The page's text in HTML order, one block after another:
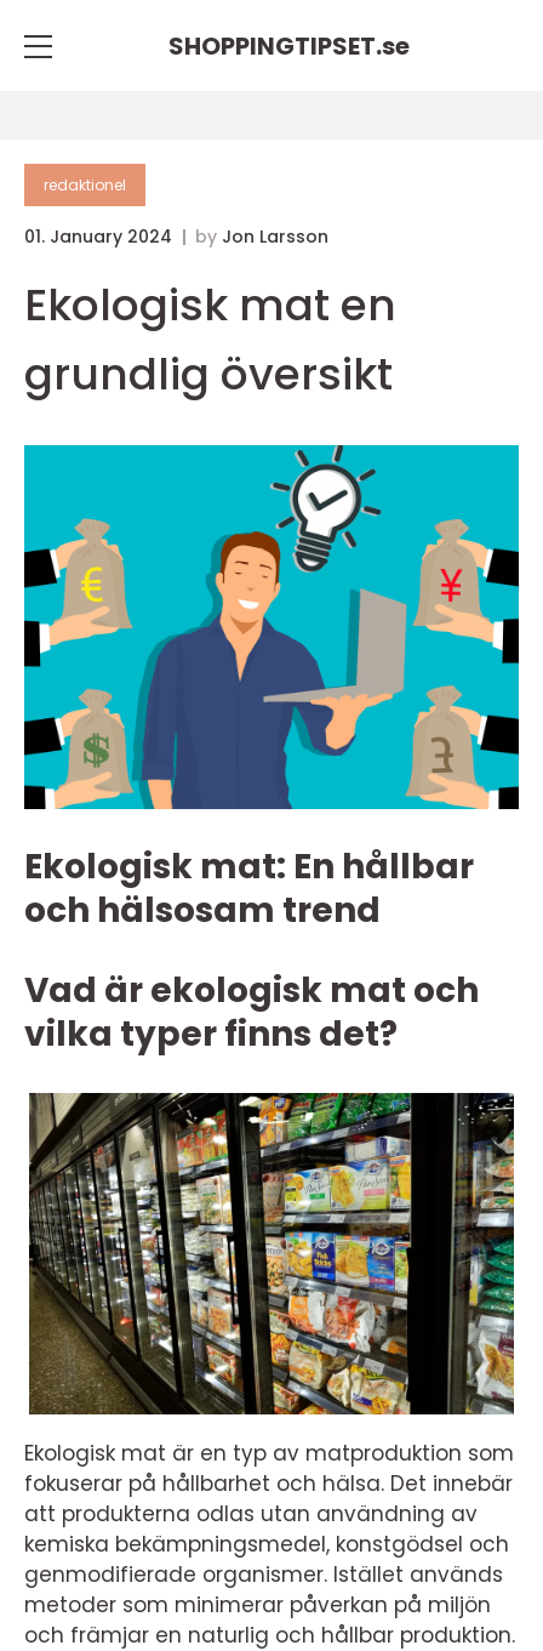
SHOPPINGTIPSET.se
redaktionel
01. January 2024 by Jon Larsson
Ekologisk mat en
grundlig översikt
Ekologisk mat: En hållbar
och hälsosam trend
Vad är ekologisk mat och
vilka typer finns det?
Ekologisk mat är en typ av matproduktion som
fokuserar på hållbarhet och hälsa. Det innebär
att produkterna odlas utan användning av
kemiska bekämpningsmedel, konstgödsel och
genmodifierade organismer. Istället används
metoder som minimerar påverkan på miljön
och främjar en naturlig och hållbar produktion.